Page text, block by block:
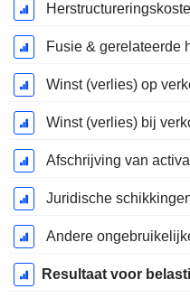
Fusie & gerelateerde
Winst (verlies) op
Winst (verlies) bij
Afschrijving van activa
Juridische
Andere